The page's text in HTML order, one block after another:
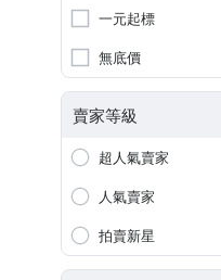
一元起標
無底價
賣家等級
超人氣賣家
人氣賣家
拍賣新星